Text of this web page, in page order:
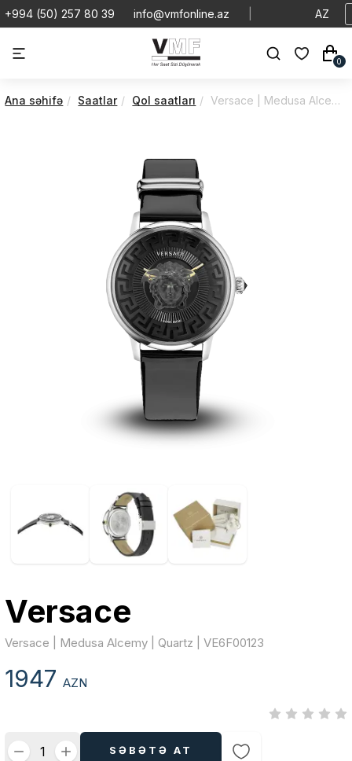
+994 (50) 257 80 39 info@vmfonline.az AZ
0
Ana səhifə Saatlar Qol saatları Versace | Medusa Alcemy | Quartz | VE6F00123
Versace
Versace | Medusa Alcemy | Quartz | VE6F00123
1947AZN
SƏBƏTƏ AT